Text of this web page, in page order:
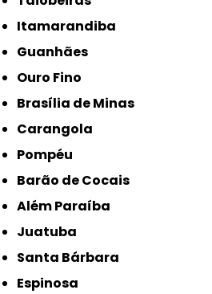
Itamarandiba
Guanhães
Ouro Fino
Brasília de Minas
Carangola
Pompéu
Barão de Cocais
Além Paraíba
Juatuba
Santa Bárbara
Espinosa